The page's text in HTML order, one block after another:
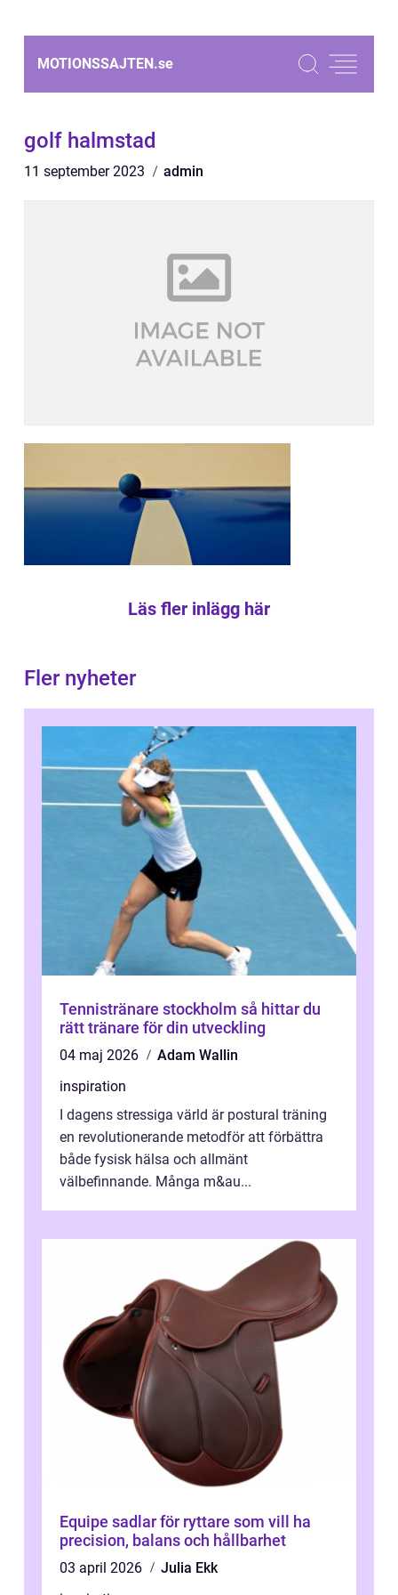
MOTIONSSAJTEN.se
golf halmstad
11 september 2023 admin
Läs fler inlägg här
Fler nyheter
Tennistränare stockholm så hittar du
rätt tränare för din utveckling
04 maj 2026
Adam Wallin
inspiration
I dagens stressiga värld är postural träning
en revolutionerande metodför att förbättra
både fysisk hälsa och allmänt
välbefinnande. Många m&au...
Equipe sadlar för ryttare som vill ha
precision, balans och hållbarhet
03 april 2026
Julia Ekk